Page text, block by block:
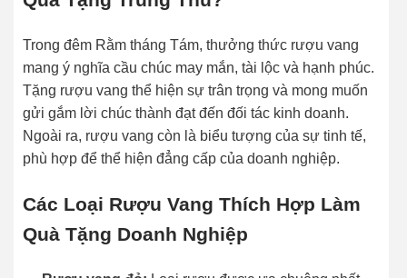
Trong đêm Rằm tháng Tám, thưởng thức rượu vang
mang ý nghĩa cầu chúc may mắn, tài lộc và hạnh phúc.
Tặng rượu vang thể hiện sự trân trọng và mong muốn
gửi gắm lời chúc thành đạt đến đối tác kinh doanh.
Ngoài ra, rượu vang còn là biểu tượng của sự tinh tế,
phù hợp để thể hiện đẳng cấp của doanh nghiệp.
Các Loại Rượu Vang Thích Hợp Làm
Quà Tặng Doanh Nghiệp